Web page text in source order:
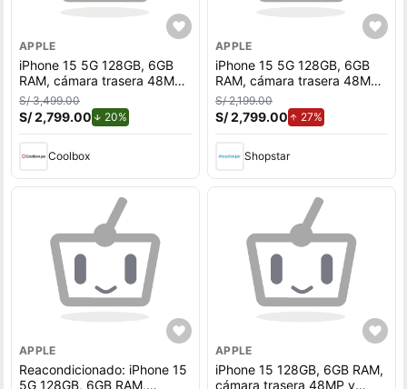
APPLE
iPhone 15 5G 128GB, 6GB
RAM, cámara trasera 48MP
y frontal 12MP, 6.1"", azul
S/ 3,499.00
S/ 2,799.00 20%
Coolbox
APPLE
iPhone 15 5G 128GB, 6GB
RAM, cámara trasera 48MP
y frontal 12MP, 6.1"", azul
S/ 2,199.00
S/ 2,799.00 27%de aumento.
Shopstar
APPLE
Reacondicionado: iPhone 15
5G 128GB, 6GB RAM,
APPLE
iPhone 15 128GB, 6GB RAM,
cámara trasera 48MP y